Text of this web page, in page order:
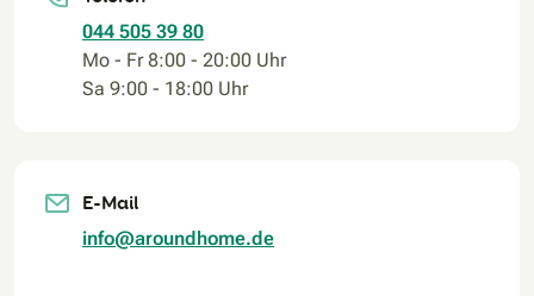
044 505 39 80
Mo - Fr 8:00 - 20:00 Uhr
Sa 9:00 - 18:00 Uhr
E-Mail
info@aroundhome.de